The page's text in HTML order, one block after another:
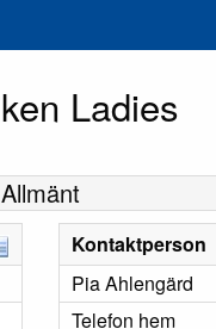
Ladies
Allmänt
Kontaktperson
Pia Ahlengärd
Telefon hem